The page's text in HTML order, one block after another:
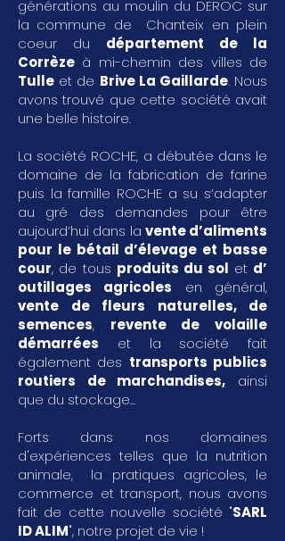
générations au moulin du DEROC sur
la commune de Chanteix en plein
coeur du département de la
Corrèze à mi-chemin des villes de
Tulle et de Brive La Gaillarde. Nous
avons trouvé que cette société avait
une belle histoire.
La société ROCHE, a débutée dans le
domaine de la fabrication de farine
puis la famille ROCHE a su s’adapter
au gré des demandes pour être
aujourd’hui dans la vente d’aliments
pour le bétail d’élevage et basse
cour, de tous produits du sol et d’
outillages agricoles en général,
vente de fleurs naturelles, de
semences, revente de volaille
démarrées et la société fait
également des transports publics
routiers de marchandises, ainsi
que du stockage...
Forts dans nos domaines
d'expériences telles que la nutrition
animale, la pratiques agricoles, le
commerce et transport, nous avons
fait de cette nouvelle société "SARL
ID ALIM", notre projet de vie !